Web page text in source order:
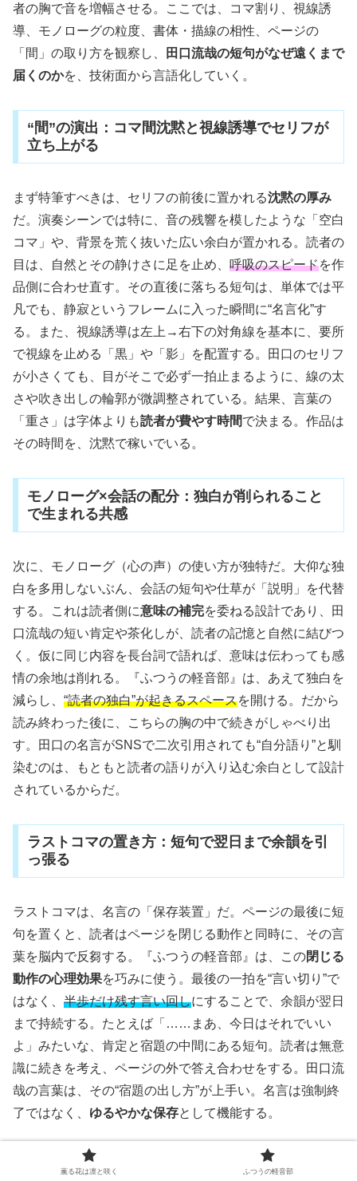
者の胸で音を増幅させる。ここでは、コマ割り、視線誘
導、モノローグの粒度、書体・描線の相性、ページの
「間」の取り方を観察し、
田口流哉の短句がなぜ遠くまで
届くのかを、技術面から言語化していく。
“間”の演出：コマ間沈黙と視線誘導でセリフが
立ち上がる
まず特筆すべきは、セリフの前後に置かれる沈黙の厚み
だ。演奏シーンでは特に、音の残響を模したような「空白
コマ」や、背景を荒く抜いた広い余白が置かれる。読者の
目は、自然とその静けさに足を止め、 呼吸のスピードを作
品側に合わせ直す。その直後に落ちる短句は、単体では平
凡でも、静寂というフレームに入った瞬間に“名言化”す
る。また、視線誘導は左上→右下の対角線を基本に、要所
で視線を止める「黒」や「影」を配置する。田口のセリフ
が小さくても、目がそこで必ず一拍止まるように、線の太
さや吹き出しの輪郭が微調整されている。結果、言葉の
「重さ」は字体よりも読者が費やす時間で決まる。作品は
その時間を、沈黙で稼いでいる。
モノローグ×会話の配分：独白が削られること
で生まれる共感
次に、モノローグ（心の声）の使い方が独特だ。大仰な独
白を多用しないぶん、会話の短句や仕草が「説明」を代替
する。これは読者側に意味の補完を委ねる設計であり、田
口流哉の短い肯定や茶化しが、読者の記憶と自然に結びつ
く。仮に同じ内容を長台詞で語れば、意味は伝わっても感
情の余地は削れる。『ふつうの軽音部』は、あえて独白を
減らし、 “読者の独白”が起きるスペースを開ける。だから
読み終わった後に、こちらの胸の中で続きがしゃべり出
す。田口の名言がSNSで二次引用されても“自分語り”と馴
染むのは、もともと読者の語りが入り込む余白として設計
されているからだ。
ラストコマの置き方：短句で翌日まで余韻を引
っ張る
ラストコマは、名言の「保存装置」だ。ページの最後に短
句を置くと、読者はページを閉じる動作と同時に、その言
葉を脳内で反芻する。『ふつうの軽音部』は、この閉じる
動作の心理効果を巧みに使う。最後の一拍を“言い切り”で
はなく、 半歩だけ残す言い回しにすることで、余韻が翌日
まで持続する。たとえば「……まあ、今日はそれでいい
よ」みたいな、肯定と宿題の中間にある短句。読者は無意
識に続きを考え、ページの外で答え合わせをする。田口流
哉の言葉は、その“宿題の出し方”が上手い。名言は強制終
了ではなく、 ゆるやかな保存として機能する。
描線と書体の相性：やわらかい線が“普通”の温
薫る花は凛と咲く ふつうの軽音部